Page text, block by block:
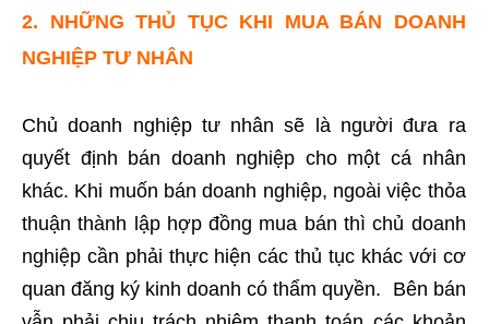
2. NHỮNG THỦ TỤC KHI MUA BÁN DOANH
NGHIỆP TƯ NHÂN
Chủ doanh nghiệp tư nhân sẽ là người đưa ra
quyết định bán doanh nghiệp cho một cá nhân
khác. Khi muốn bán doanh nghiệp, ngoài việc thỏa
thuận thành lập hợp đồng mua bán thì chủ doanh
nghiệp cần phải thực hiện các thủ tục khác với cơ
quan đăng ký kinh doanh có thẩm quyền. Bên bán